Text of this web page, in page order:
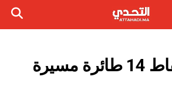
أوكرانيا: إسقاط 14 طائرة مسيرة